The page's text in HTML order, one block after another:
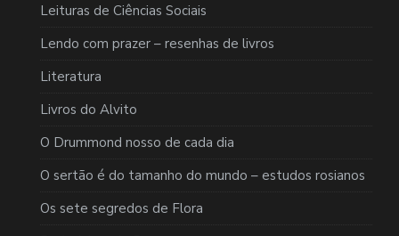
Leituras de Ciências Sociais
Lendo com prazer – resenhas de livros
Literatura
Livros do Alvito
O Drummond nosso de cada dia
O sertão é do tamanho do mundo – estudos rosianos
Os sete segredos de Flora